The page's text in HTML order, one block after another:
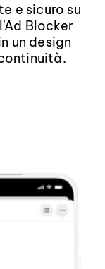
e sicuro su
Blocker
un design